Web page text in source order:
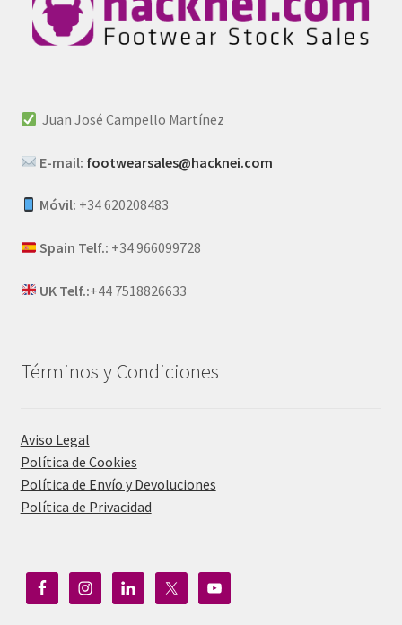
Juan José Campello Martínez
E-mail: footwearsales@hacknei.com
Móvil: +34 620208483
Spain Telf.: +34 966099728
UK Telf.:+44 7518826633
Términos y Condiciones
Aviso Legal
Política de Cookies
Política de Envío y Devoluciones
Política de Privacidad